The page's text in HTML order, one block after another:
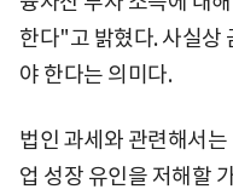
한다"고 밝혔다. 사실상
야 한다는 의미다.
법인 과세와 관련해서
업 성장 유인을 저해할